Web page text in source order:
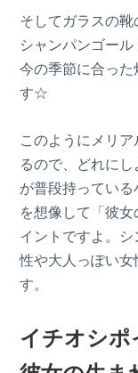
そしてガラスの
シャンパンゴー
今の季節に合っ
す☆
このようにメリ
るので、どれに
が普段持ってい
を想像して「彼
イントですよ。
性や大人っぽい
す。
イチオシ